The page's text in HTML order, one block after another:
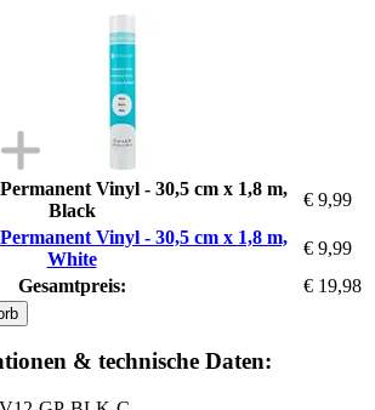
Vinyl - 30,5 cm x 1,8 m,
Black
€ 9,99
Vinyl - 30,5 cm x 1,8 m,
White
€ 9,99
Gesamtpreis:
€ 19,98
& technische Daten: